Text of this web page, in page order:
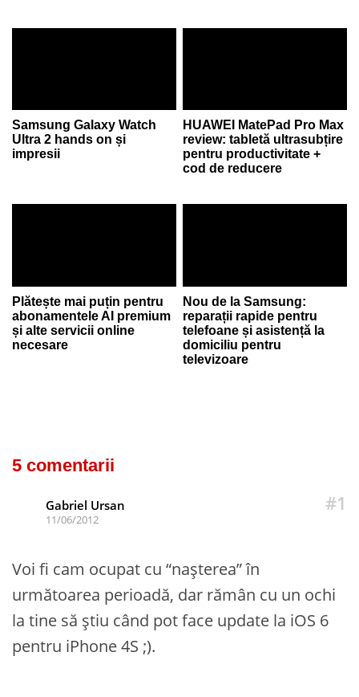
Samsung Galaxy Watch
Ultra 2 hands on și
impresii
HUAWEI MatePad Pro Max
review: tabletă ultrasubțire
pentru productivitate +
cod de reducere
Plătește mai puțin pentru
abonamentele AI premium
și alte servicii online
necesare
Nou de la Samsung:
reparații rapide pentru
telefoane și asistență la
domiciliu pentru
televizoare
5 comentarii
#1
Gabriel Ursan
11/06/2012
Voi fi cam ocupat cu “naşterea” în
următoarea perioadă, dar rămân cu un ochi
la tine să ştiu când pot face update la iOS 6
pentru iPhone 4S ;).